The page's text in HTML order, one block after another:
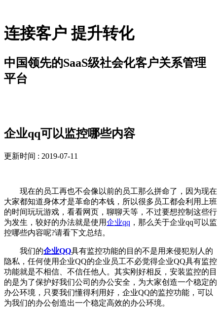
连接客户 提升转化
中国领先的SaaS级社会化客户关系管理
平台
企业qq可以监控哪些内容
更新时间 : 2019-07-11
现在的员工再也不会像以前的员工那么拼命了，因为现在
大家都知道身体才是革命的本钱，所以很多员工都会利用上班
的时间玩玩游戏，看看网页，聊聊天等，不过要想控制这些行
为发生，较好的办法就是使用企业qq ，那么关于企业qq可以监
控哪些内容呢?请看下文总结。
我们的企业QQ具有监控功能的目的不是用来侵犯别人的
隐私，任何使用企业QQ的企业员工不必觉得企业QQ具有监控
功能就是不相信、不信任他人。其实刚好相反，安装监控的目
的是为了保护好我们公司的办公安全，为大家创造一个稳定的
办公环境，只要我们懂得利用好，企业QQ的监控功能，可以
为我们的办公创造出一个稳定高效的办公环境。